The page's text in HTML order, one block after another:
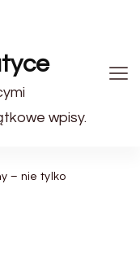
wpisy.
– nie tylko